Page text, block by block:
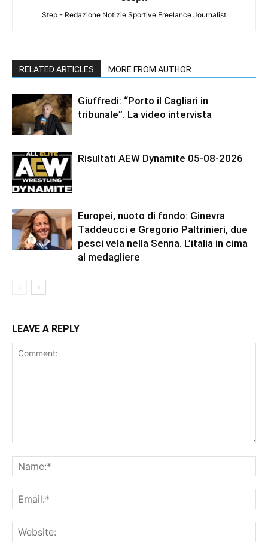
Step - Redazione Notizie Sportive Freelance Journalist
RELATED ARTICLES MORE FROM AUTHOR
Giuffredi: “Porto il Cagliari in
tribunale”. La video intervista
Risultati AEW Dynamite 05-08-2026
Europei, nuoto di fondo: Ginevra
Taddeucci e Gregorio Paltrinieri, due
pesci vela nella Senna. L’italia in cima
al medagliere
LEAVE A REPLY